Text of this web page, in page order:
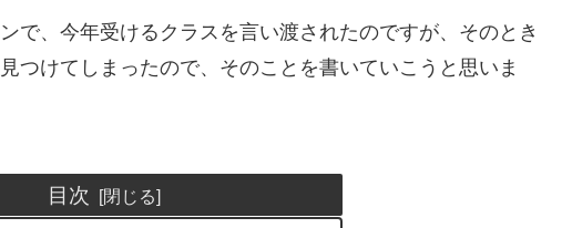
で、今年受けるクラスを言い渡されたのですが、そのとき
つけてしまったので、そのことを書いていこうと思いま
目次